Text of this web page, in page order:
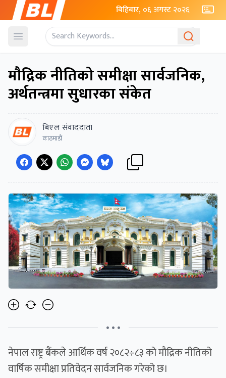
बिहिबार, ०६ अगस्ट २०२६
Open menu
मौद्रिक नीतिको समीक्षा सार्वजनिक,
अर्थतन्त्रमा सुधारका संकेत
बिएल संवाददाता
काठमाडाैं
• • •
नेपाल राष्ट्र बैंकले आर्थिक वर्ष २०८२÷८३ को मौद्रिक नीतिको
वार्षिक समीक्षा प्रतिवेदन सार्वजनिक गरेको छ।